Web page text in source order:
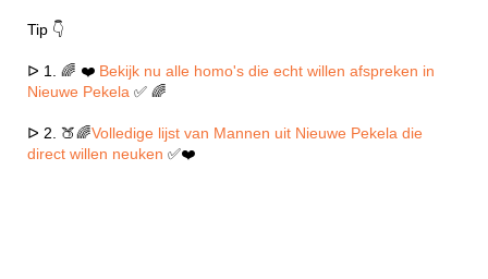
Tip 👇
ᐅ 1. 🌈 ❤️ Bekijk nu alle homo's die echt willen afspreken in
Nieuwe Pekela ✅ 🌈
ᐅ 2. 🍑🌈Volledige lijst van Mannen uit Nieuwe Pekela die
direct willen neuken ✅❤️